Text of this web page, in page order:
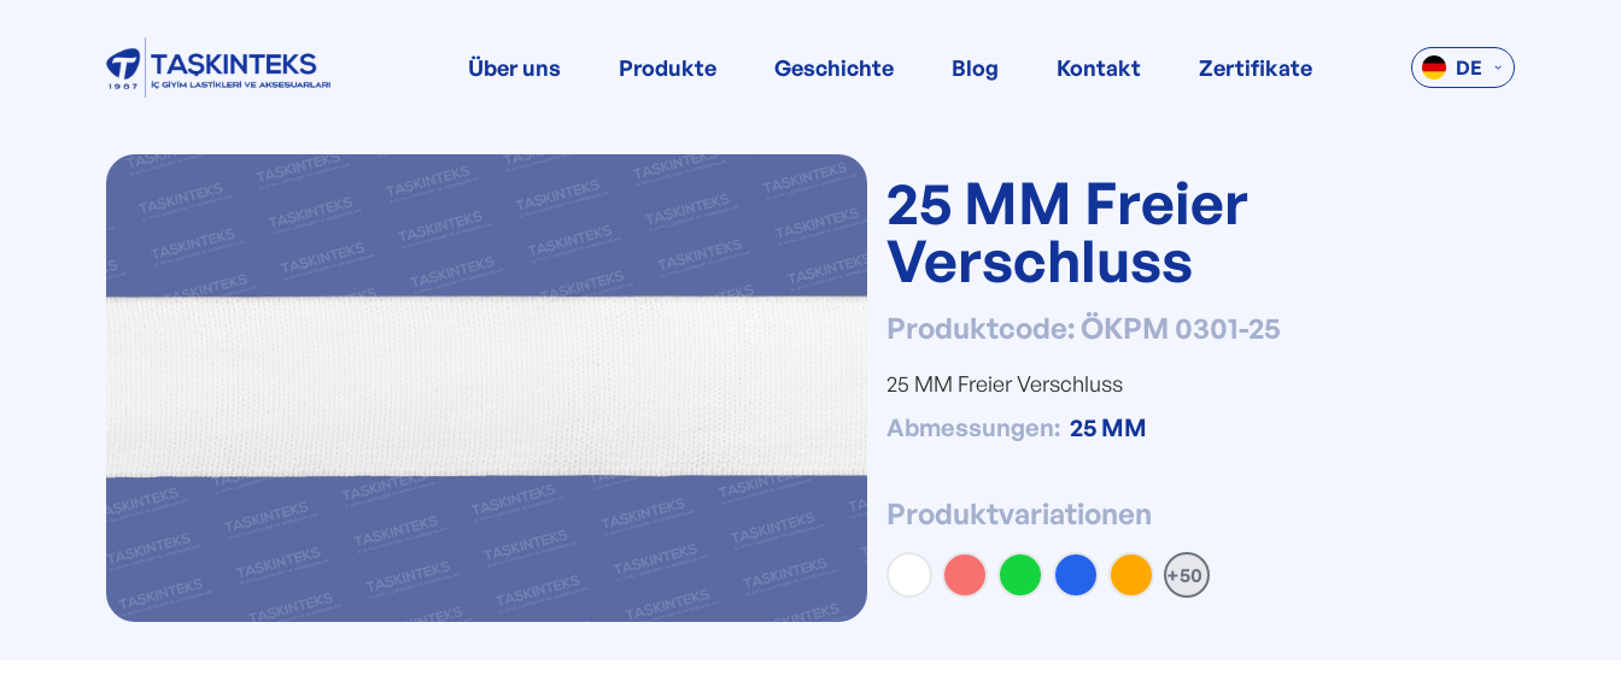
Über uns Produkte Geschichte Blog Kontakt Zertifikate DE
25 MM Freier
Verschluss
Produktcode: ÖKPM 0301-25
25 MM Freier Verschluss
Abmessungen: 25 MM
Produktvariationen
+50